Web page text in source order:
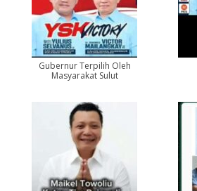
Gubernur Terpilih Oleh
Masyarakat Sulut